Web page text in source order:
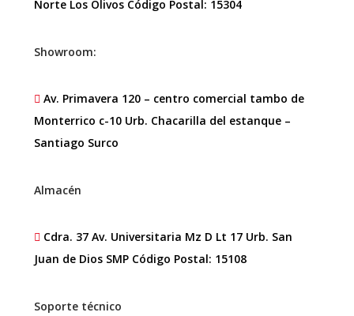
Norte Los Olivos Código Postal: 15304
Showroom:
Av. Primavera 120 – centro comercial tambo de
Monterrico c-10 Urb. Chacarilla del estanque –
Santiago Surco
Almacén
Cdra. 37 Av. Universitaria Mz D Lt 17 Urb. San
Juan de Dios SMP Código Postal: 15108
Soporte técnico